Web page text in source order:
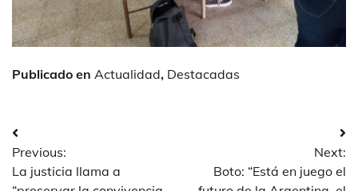
Publicado en Actualidad, Destacadas
Navegación
de
Previous:
La justicia llama a
Next:
Boto: “Está en juego el